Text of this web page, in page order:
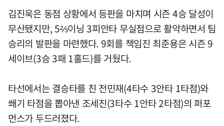
김진욱은 동점 상황에서 등판을 마치며 시즌 4승 달성이
무산됐지만, 5⅔이닝 3피안타 무실점으로 활약하면서 팀
승리의 발판을 마련했다. 9회를 책임진 최준용은 시즌 9
세이브(3승 3패 1홀드)를 거뒀다.
타선에서는 결승타를 친 전민재(4타수 3안타 1타점)와
쐐기 타점을 뽑아낸 조세진(3타수 1안타 2타점)의 퍼포
먼스가 두드러졌다.